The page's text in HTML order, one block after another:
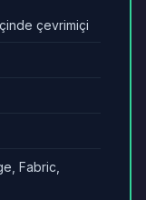
çevrimiçi
Fabric,